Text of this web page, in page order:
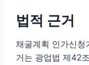
법적 근거
채굴계획 인가신
거는 광업법 제42